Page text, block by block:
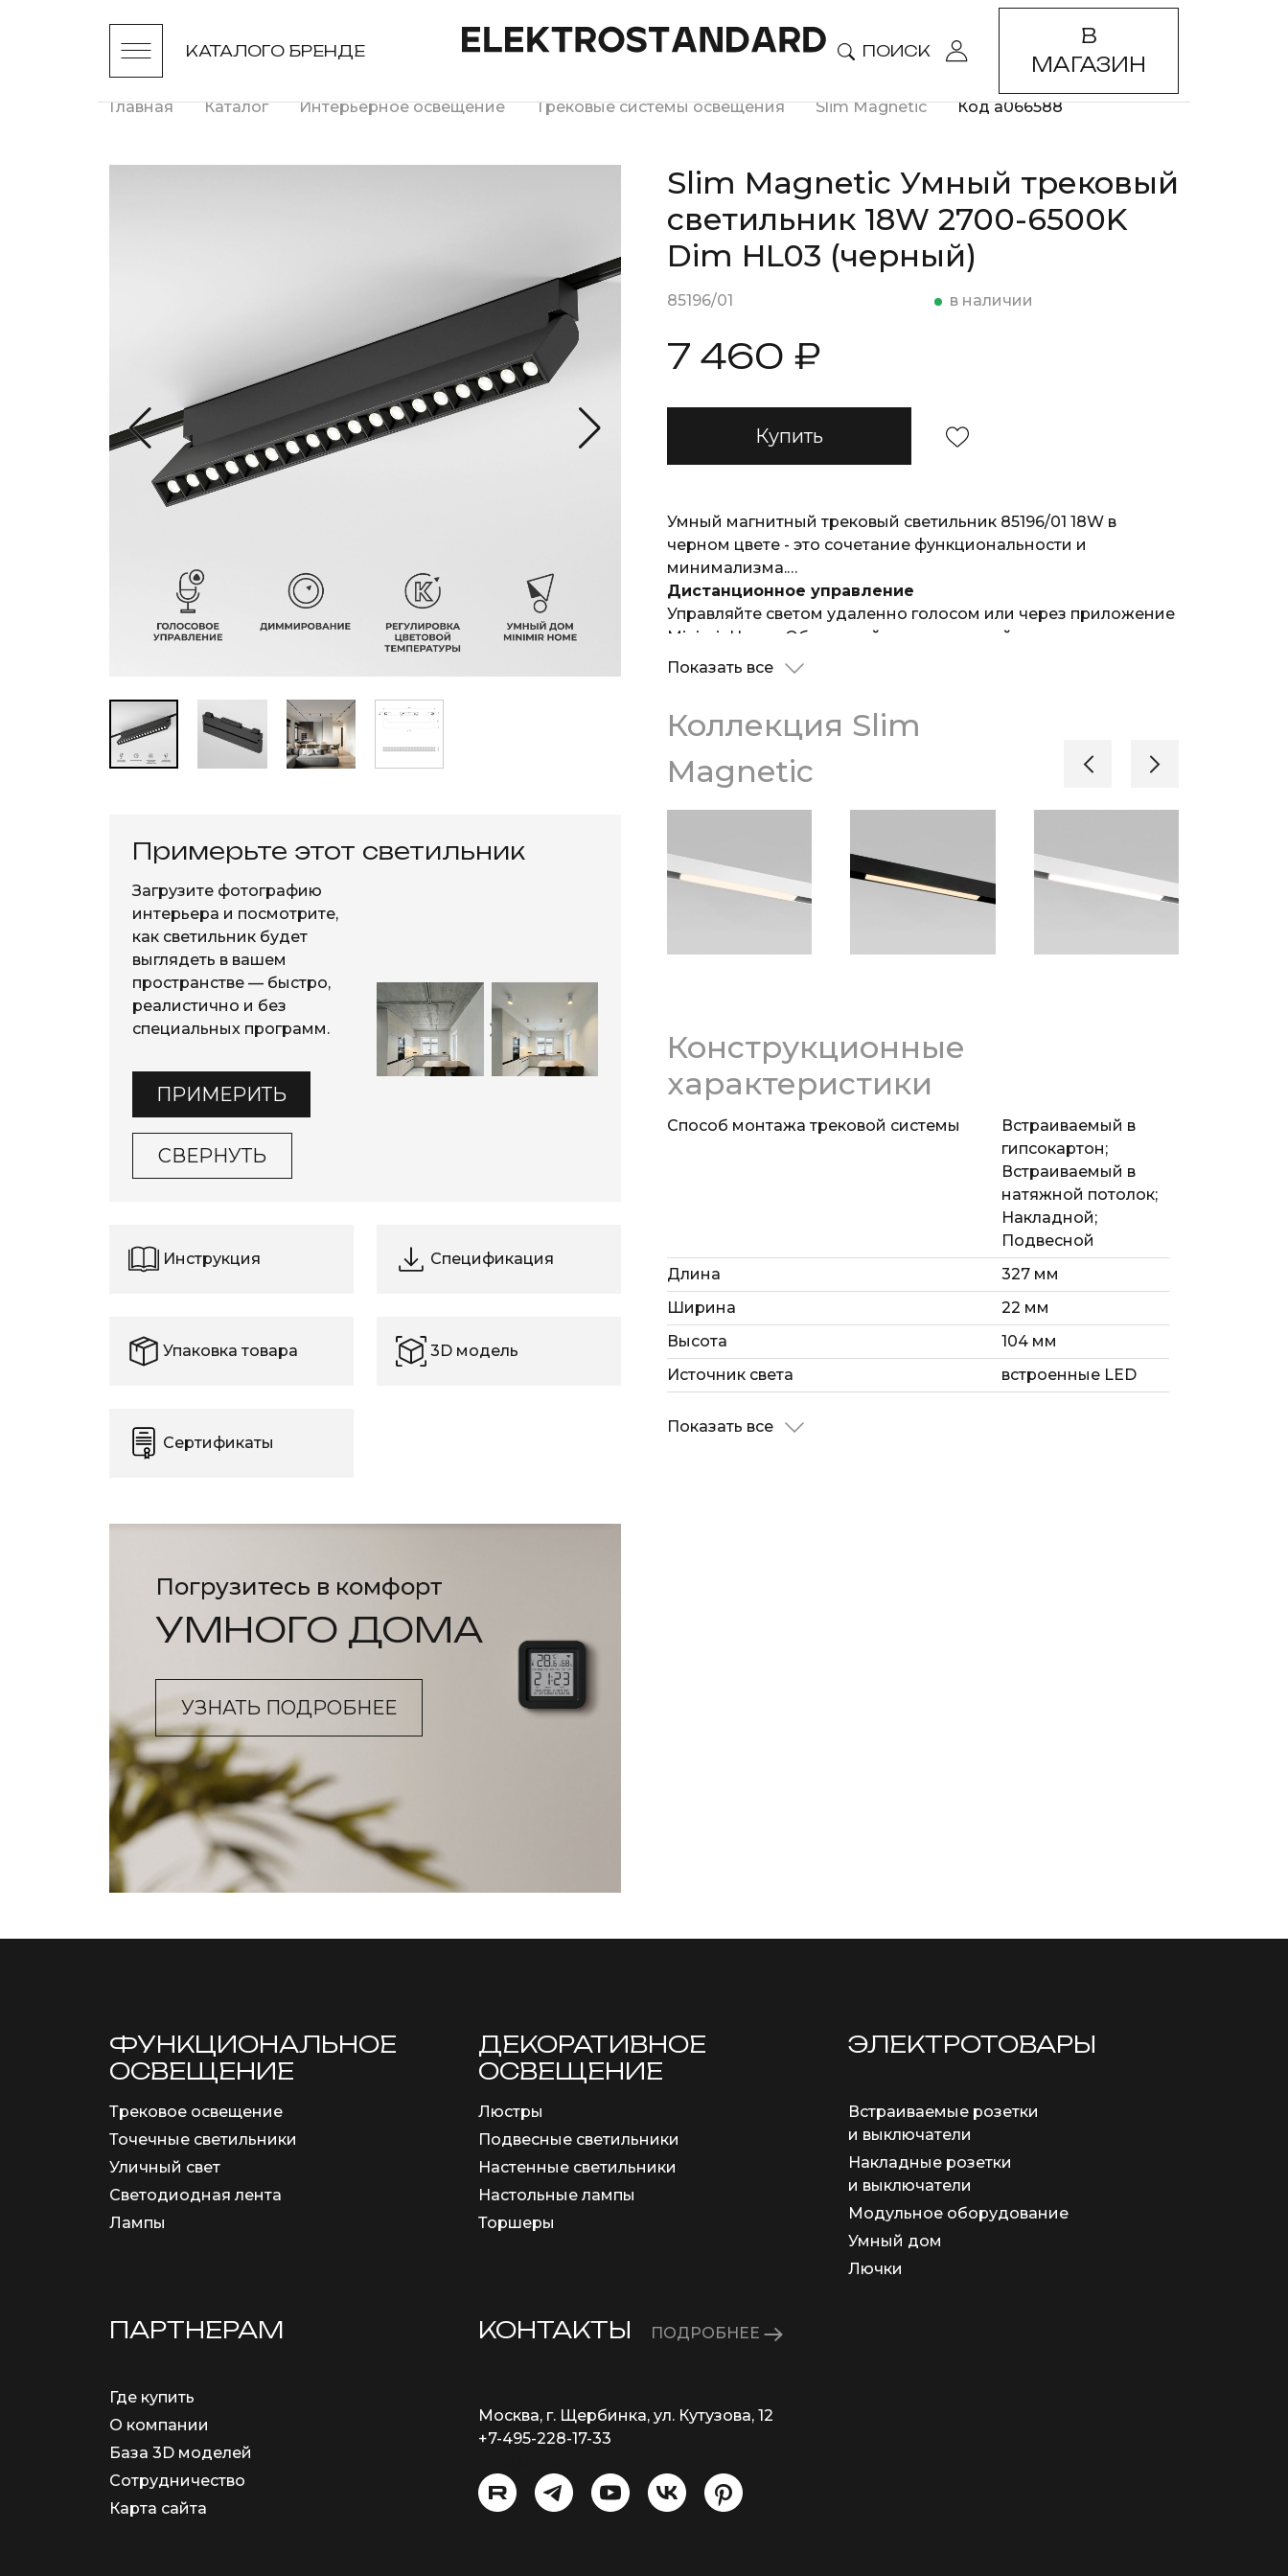
КАТАЛОГО БРЕНДЕ ПОИСК
В
МАГАЗИН
Главная Каталог Интерьерное освещение Трековые системы освещения Slim Magnetic Код a066588
Примерьте этот светильник
Загрузите фотографию
интерьера и посмотрите,
как светильник будет
выглядеть в вашем
пространстве — быстро,
реалистично и без
специальных программ.
ПРИМЕРИТЬ
СВЕРНУТЬ
Инструкция Спецификация
Упаковка товара 3D модель
Сертификаты
Погрузитесь в комфорт
УМНОГО ДОМА
УЗНАТЬ ПОДРОБНЕЕ
Slim Magnetic Умный трековый
светильник 18W 2700-6500K
Dim HL03 (черный)
85196/01 в наличии
7 460 ₽
Купить
Умный магнитный трековый светильник 85196/01 18W в
черном цвете - это сочетание функциональности и
минимализма.
Дистанционное управление
Управляйте светом удаленно голосом или через приложение
Minimir Home. Объединяйте и настраивайте сразу группу
светильников или одну модель трековой системы Slim
Меняйте цветовую температуру от 2700 К до 6500 К и яркость
Все по сценарию
яркость, а вечером отключится.
Простая установка
модели по всей длине трековой системы Slim Magnetic.
Показать все
Коллекция Slim
Magnetic
Конструкционные
характеристики
Способ монтажа трековой системы
Встраиваемый в
гипсокартон;
Встраиваемый в
натяжной потолок;
Накладной;
Подвесной
Длина
327 мм
Ширина
22 мм
Высота
104 мм
Источник света
встроенные LED
Показать все
ФУНКЦИОНА­ЛЬНОЕ
ОСВЕЩЕНИЕ
Трековое освещение
Точечные светильники
Уличный свет
Светодиодная лента
Лампы
ДЕКОРАТИВНОЕ
ОСВЕЩЕНИЕ
Люстры
Подвесные светильники
Настенные светильники
Настольные лампы
Торшеры
ЭЛЕКТРОТОВАРЫ
Встраиваемые розетки
и выключатели
Накладные розетки
и выключатели
Модульное оборудование
Умный дом
Лючки
ПАРТНЕРАМ
Где купить
О компании
База 3D моделей
Сотрудничество
Карта сайта
КОНТАКТЫ ПОДРОБНЕЕ
Москва, г. Щербинка, ул. Кутузова, 12
+7-495-228-17-33